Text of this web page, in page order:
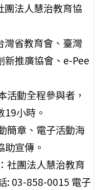
團法人慧治教育協
灣省教育會、臺灣
新推廣協會、e-Pee
活動全程參與者，
19小時。
簡章、電子活動海
宣傳。
社團法人慧治教育
: 03-858-0015 電子